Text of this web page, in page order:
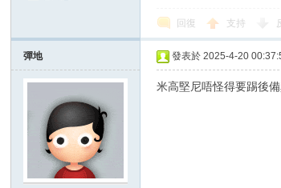
回復 支持
彈地 發表於 2025-4-20
米高堅尼唔怪得要踢後